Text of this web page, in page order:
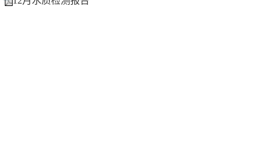
茂县住